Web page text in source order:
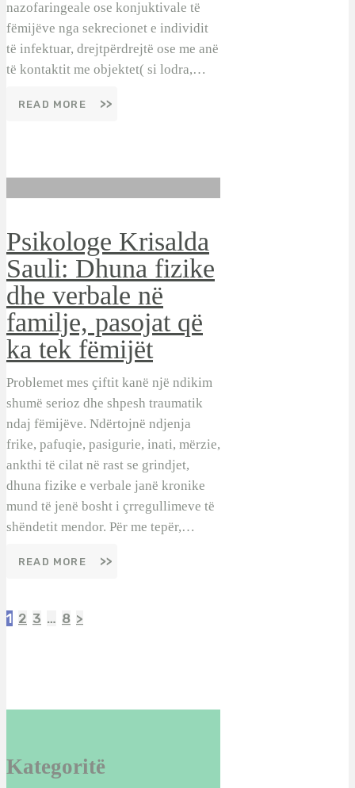
nazofaringeale ose konjuktivale të
fëmijëve nga sekrecionet e individit
të infektuar, drejtpërdrejtë ose me anë
të kontaktit me objektet( si lodra,…
READ MORE
Psikologe Krisalda
Sauli: Dhuna fizike
dhe verbale në
familje, pasojat që
ka tek fëmijët
Problemet mes çiftit kanë një ndikim
shumë serioz dhe shpesh traumatik
ndaj fëmijëve. Ndërtojnë ndjenja
frike, pafuqie, pasigurie, inati, mërzie,
ankthi të cilat në rast se grindjet,
dhuna fizike e verbale janë kronike
mund të jenë bosht i çrregullimeve të
shëndetit mendor. Për me tepër,…
READ MORE
Faqosje
Page
1 Page
2 Page
3 … Page
8 >
Kategoritë